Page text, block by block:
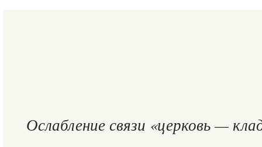
Ослабление связи «церковь —